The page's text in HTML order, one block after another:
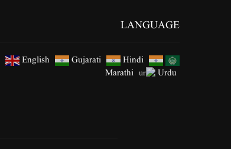
LANGUAGE
English Gujarati
Hindi
Marathi
Urdu